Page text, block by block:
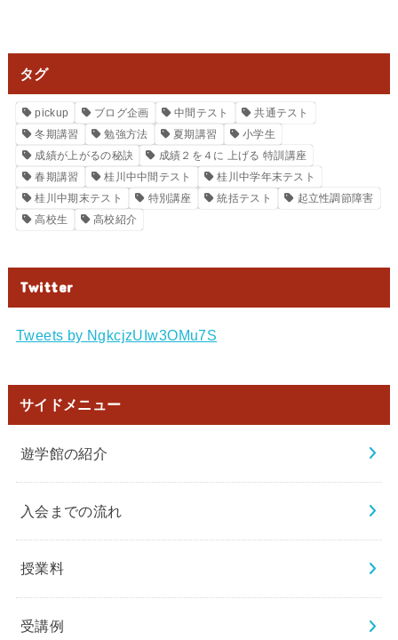
タグ
pickup ブログ企画 中間テスト
共通テスト
冬期講習
勉強方法 夏期講習
小学生
成績が上がるの秘訣
成績２を４に 上げる 特訓講座
春期講習
桂川中中間テスト
桂川中学年末テスト
桂川中期末テスト
特別講座 統括テスト
起立性調節障害
高校生
高校紹介
Twitter
Tweets by NgkcjzUIw3OMu7S
サイドメニュー
遊学館の紹介
入会までの流れ
授業料
受講例